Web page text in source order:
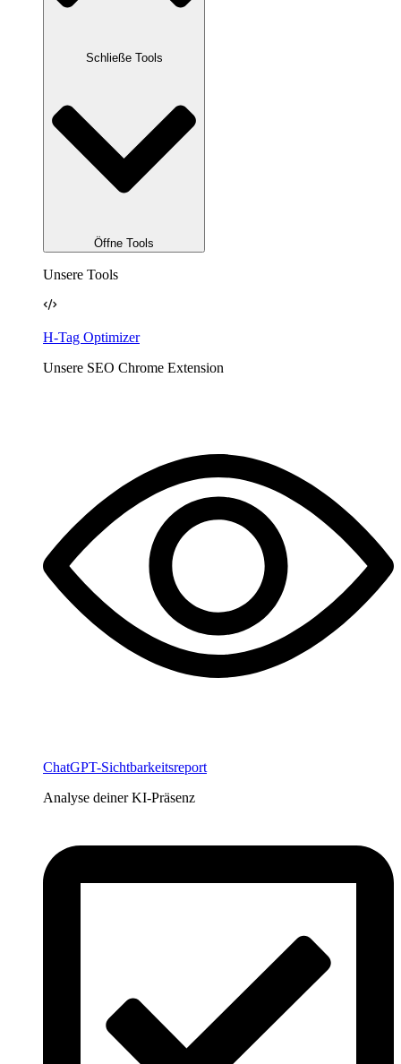
Schließe Tools
Öffne Tools
Unsere Tools
H-Tag Optimizer
Unsere SEO Chrome Extension
ChatGPT-Sichtbarkeitsreport
Analyse deiner KI-Präsenz